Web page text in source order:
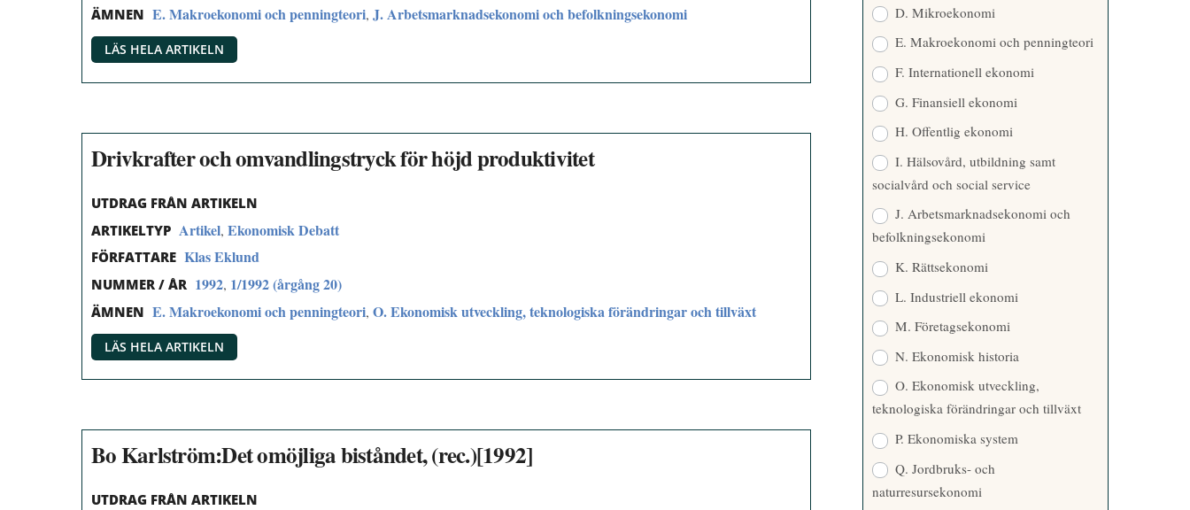
ÄMNEN E. Makroekonomi och penningteori, J. Arbetsmarknadsekonomi och befolkningsekonomi
LÄS HELA ARTIKELN
Drivkrafter och omvandlingstryck för höjd produktivitet
UTDRAG FRÅN ARTIKELN
ARTIKELTYP Artikel, Ekonomisk Debatt
FÖRFATTARE Klas Eklund
NUMMER / ÅR 1992, 1/1992 (årgång 20)
ÄMNEN E. Makroekonomi och penningteori, O. Ekonomisk utveckling, teknologiska förändringar och tillväxt
LÄS HELA ARTIKELN
Bo Karlström:Det omöjliga biståndet, (rec.)[1992]
UTDRAG FRÅN ARTIKELN
D. Mikroekonomi
E. Makroekonomi och penningteori
F. Internationell ekonomi
G. Finansiell ekonomi
H. Offentlig ekonomi
I. Hälsovård, utbildning samt
socialvård och social service
J. Arbetsmarknadsekonomi och
befolkningsekonomi
K. Rättsekonomi
L. Industriell ekonomi
M. Företagsekonomi
N. Ekonomisk historia
O. Ekonomisk utveckling,
teknologiska förändringar och tillväxt
P. Ekonomiska system
Q. Jordbruks- och
naturresursekonomi